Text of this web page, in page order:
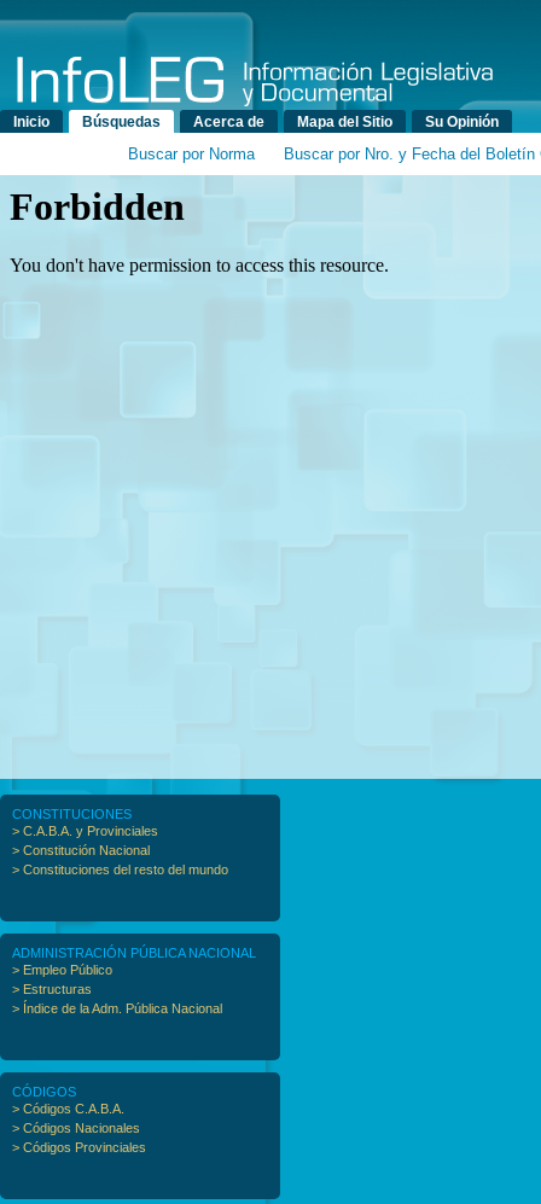
Menú principal
Inicio Búsquedas Acerca de Mapa del Sitio Su Opinión
Buscar por Norma Buscar por Nro. y Fecha del Boletín
CONSTITUCIONES
> C.A.B.A. y Provinciales
> Constitución Nacional
> Constituciones del resto del mundo
ADMINISTRACIÓN PÚBLICA NACIONAL
> Empleo Público
> Estructuras
> Índice de la Adm. Pública Nacional
CÓDIGOS
> Códigos C.A.B.A.
> Códigos Nacionales
> Códigos Provinciales